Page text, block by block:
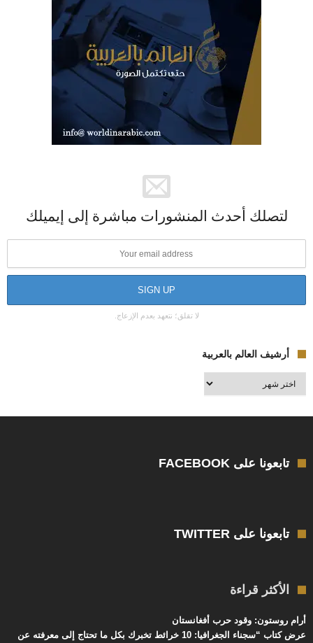
لتصلك أحدث المنشورات مباشرة إلى إيميلك
لا تقلق؛ نتعهد بعدم الإزعاج.
أرشيف العالم بالعربية
أرشيف
العالم
تابعونا على FACEBOOK
تابعونا على TWITTER
الأكثر قراءة
أرام روستون: وقود حرب أفغانستان
عرض كتاب “سجناء الجغرافيا: 10 خرائط تخبرك بكل ما تحتاج إلى معرفته عن